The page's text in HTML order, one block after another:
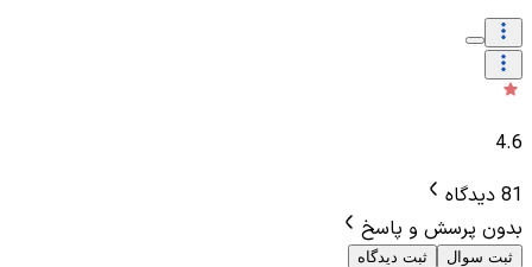
4.6
81 دیدگاه
بدون پرسش و پاسخ
ثبت سوال ثبت دیدگاه